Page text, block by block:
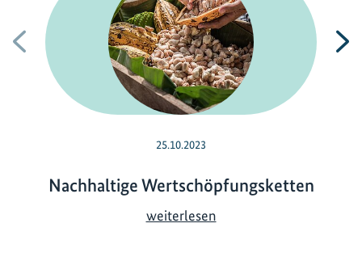
Vorherige
25.10.2023
Nachhaltige Wertschöpfungsketten
weiterlesenN